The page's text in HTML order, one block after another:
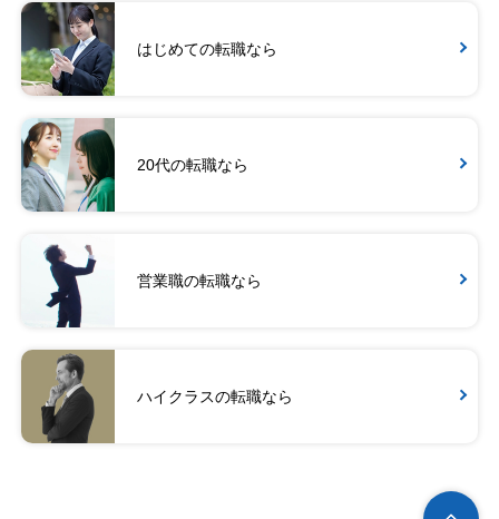
はじめての転職なら
20代の転職なら
営業職の転職なら
ハイクラスの転職なら